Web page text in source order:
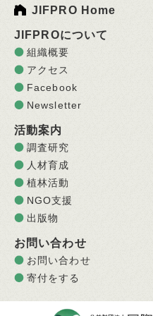
JIFPRO Home
JIFPROについて
組織概要
アクセス
Facebook
Newsletter
活動案内
調査研究
人材育成
植林活動
NGO支援
出版物
お問い合わせ
お問い合わせ
寄付をする